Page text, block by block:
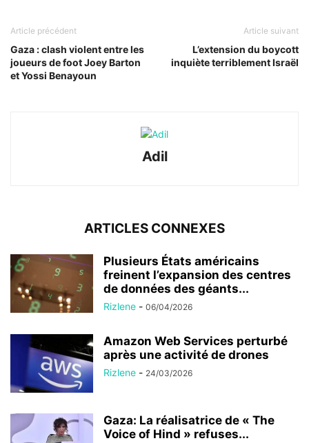
Article précédent
Gaza : clash violent entre les
joueurs de foot Joey Barton
et Yossi Benayoun
Article suivant
L’extension du boycott
inquiète terriblement Israël
Adil
ARTICLES CONNEXES
Plusieurs États américains
freinent l’expansion des centres
de données des géants...
Rizlene - 06/04/2026
Amazon Web Services perturbé
après une activité de drones
Rizlene - 24/03/2026
Gaza: La réalisatrice de « The
Voice of Hind » refuses...